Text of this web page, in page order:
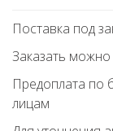
Поставка под
Заказать
Предоплата по
лицам